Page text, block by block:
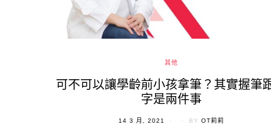
其他
可不可以讓學齡前小孩拿筆？其實握筆
字是兩件事
POSTED
14 3 月, 2021 BY OT莉莉